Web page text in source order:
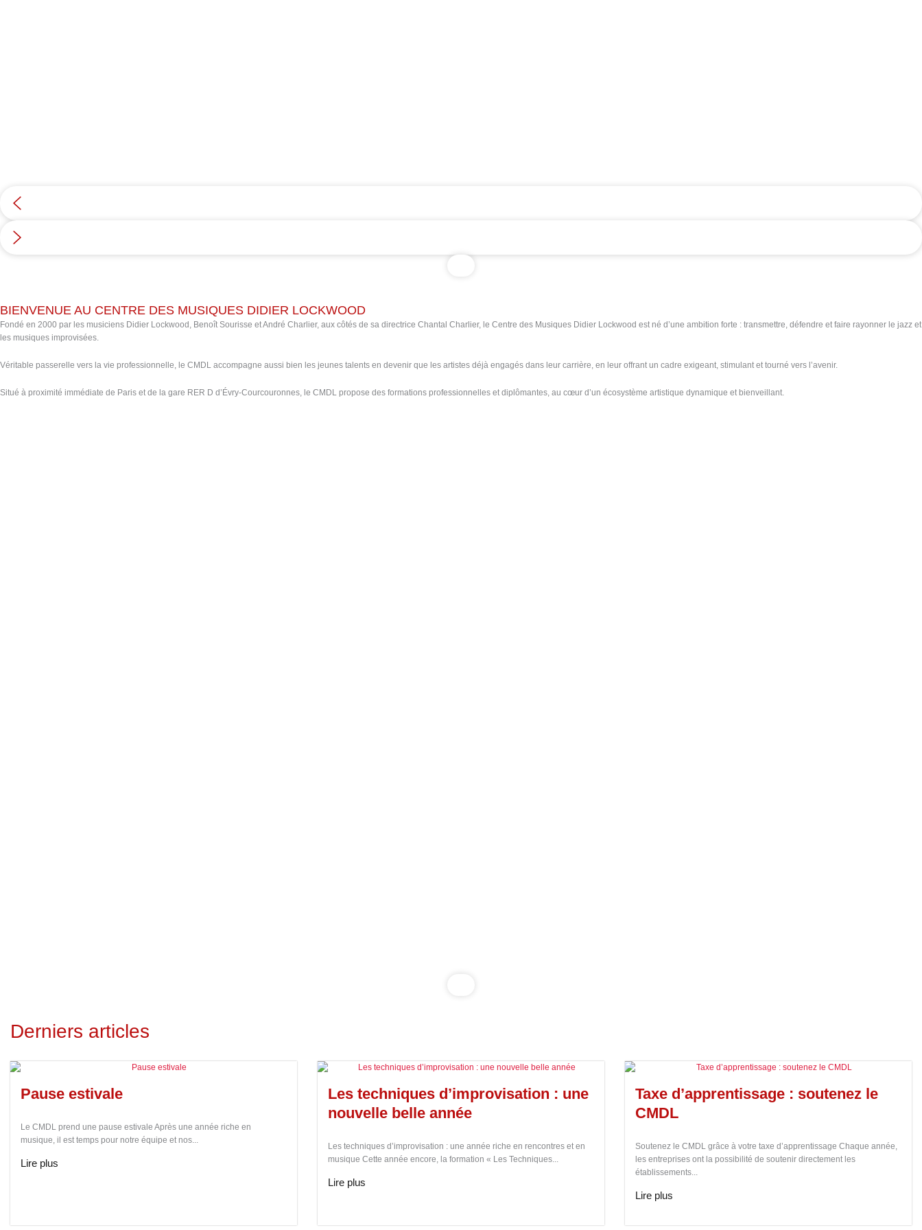
BIENVENUE AU CENTRE DES MUSIQUES DIDIER LOCKWOOD
Fondé en 2000 par les musiciens Didier Lockwood, Benoît Sourisse et André Charlier, aux côtés de sa directrice Chantal Charlier, le Centre des Musiques Didier Lockwood est né d’une ambition forte : transmettre, défendre et faire rayonner le jazz et
les musiques improvisées.
Véritable passerelle vers la vie professionnelle, le CMDL accompagne aussi bien les jeunes talents en devenir que les artistes déjà engagés dans leur carrière, en leur offrant un cadre exigeant, stimulant et tourné vers l’avenir.
Situé à proximité immédiate de Paris et de la gare RER D d’Évry-Courcouronnes, le CMDL propose des formations professionnelles et diplômantes, au cœur d’un écosystème artistique dynamique et bienveillant.
Derniers articles
Pause estivale
Le CMDL prend une pause estivale Après une année riche en
musique, il est temps pour notre équipe et nos...
Lire plus
Les techniques d’improvisation : une
nouvelle belle année
Les techniques d’improvisation : une année riche en rencontres et en
musique Cette année encore, la formation « Les Techniques...
Lire plus
Taxe d’apprentissage : soutenez le
CMDL
Soutenez le CMDL grâce à votre taxe d’apprentissage Chaque année,
les entreprises ont la possibilité de soutenir directement les
établissements...
Lire plus